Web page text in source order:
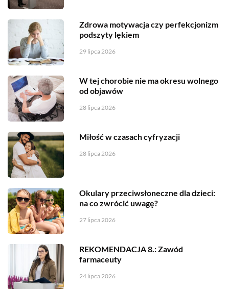
Zdrowa motywacja czy perfekcjonizm
podszyty lękiem
29 lipca 2026
W tej chorobie nie ma okresu wolnego
od objawów
28 lipca 2026
Miłość w czasach cyfryzacji
28 lipca 2026
Okulary przeciwsłoneczne dla dzieci:
na co zwrócić uwagę?
27 lipca 2026
REKOMENDACJA 8.: Zawód
farmaceuty
24 lipca 2026